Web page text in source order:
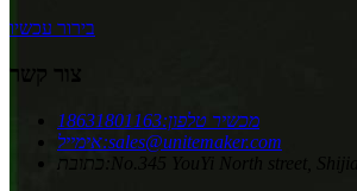
בירור עכשיו
צור קשר
מכשיר טלפון:18631801163
אימייל:sales@unitemaker.com